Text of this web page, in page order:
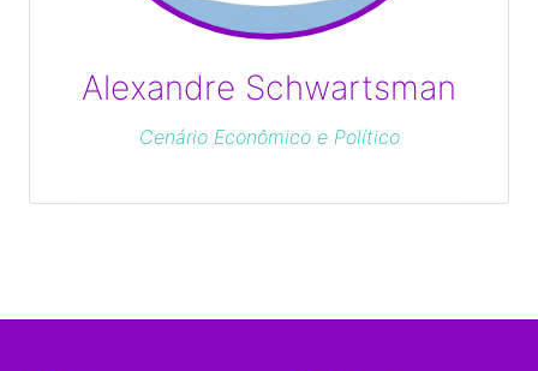
Alexandre Schwartsman
Cenário Econômico e Político